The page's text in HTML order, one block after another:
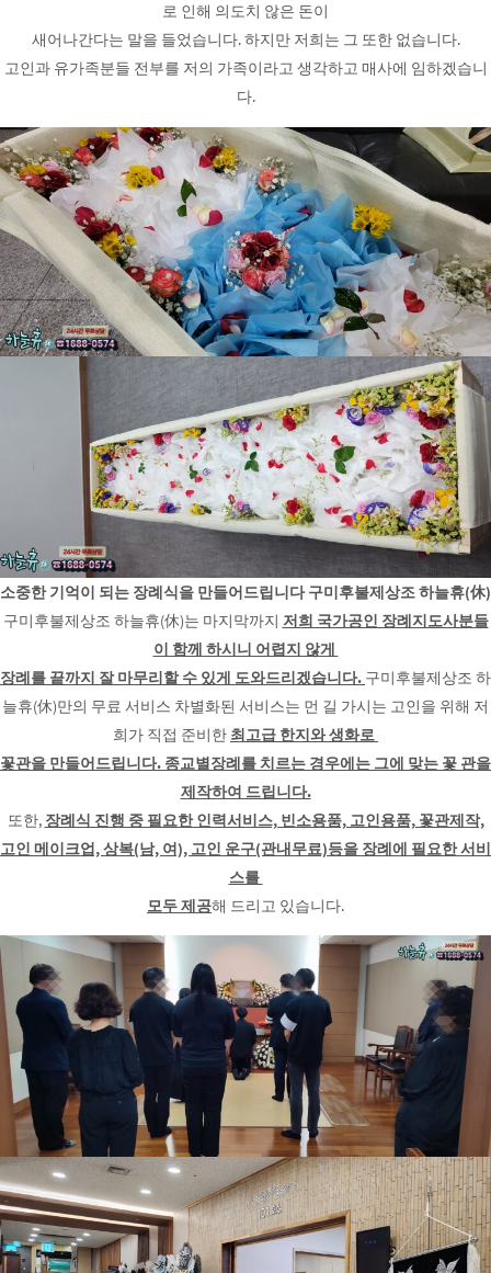
로 인해 의도치 않은 돈이
새어나간다는 말을 들었습니다. 하지만 저희는 그 또한 없습니다.
고인과 유가족분들 전부를 저의 가족이라고 생각하고 매사에 임하겠습니
다.
소중한 기억이 되는 장례식을 만들어드립니다 구미후불제상조 하늘휴(休)
구미후불제상조 하늘휴(休)는 마지막까지 저희 국가공인 장례지도사분들
이 함께 하시니 어렵지 않게
장례를 끝까지 잘 마무리할 수 있게 도와드리겠습니다. 구미후불제상조 하
늘휴(休)만의 무료 서비스 차별화된 서비스는 먼 길 가시는 고인을 위해 저
희가 직접 준비한 최고급 한지와 생화로
꽃관을 만들어드립니다. 종교별장례를 치르는 경우에는 그에 맞는 꽃 관을
제작하여 드립니다.
또한, 장례식 진행 중 필요한 인력서비스, 빈소용품, 고인용품, 꽃관제작,
고인 메이크업, 상복(남, 여), 고인 운구(관내무료)등을 장례에 필요한 서비
스를
모두 제공해 드리고 있습니다.